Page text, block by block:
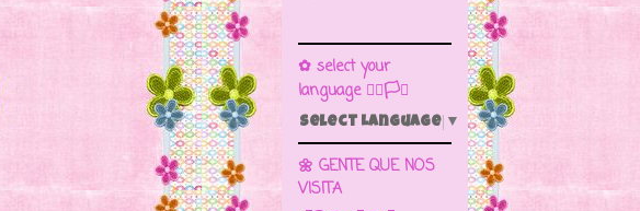
✿ select your
language 🏳️‍🌈🏳️🏁
Select Language ▼
🌼 GENTE QUE NOS
VISITA